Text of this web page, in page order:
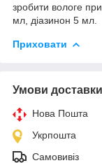
зробити вологе
мл, діазинон 5 мл.
Приховати
Умови доставки
Нова Пошта
Укрпошта
Самовивіз